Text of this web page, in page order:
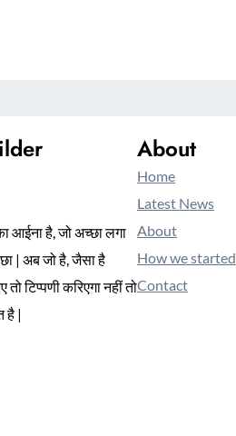
आईना है, जो अच्छा लगा
| अब जो है, जैसा है
टिप्पणी करिएगा नहीं तो
है |
About
Home
Latest News
About
How we started
Contact